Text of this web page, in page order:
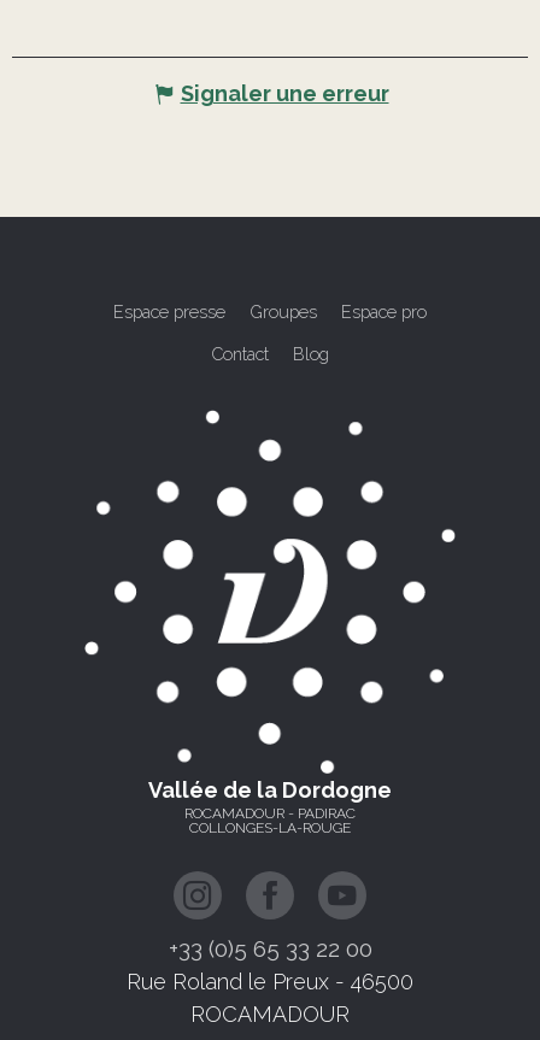
Signaler une erreur
Espace presse Groupes Espace pro
Contact Blog
Vallée de la Dordogne
ROCAMADOUR - PADIRAC
COLLONGES-LA-ROUGE
+33 (0)5 65 33 22 00
Rue Roland le Preux - 46500
ROCAMADOUR